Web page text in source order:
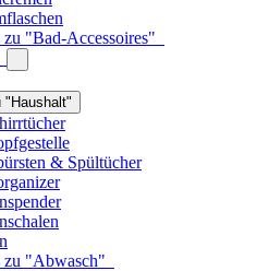
"Wellness"
auch interessieren